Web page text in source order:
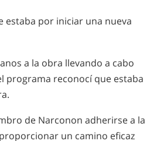
estaba por iniciar una nueva
a la obra llevando a cabo
programa reconocí que estaba
de Narconon adherirse a la
un camino eficaz